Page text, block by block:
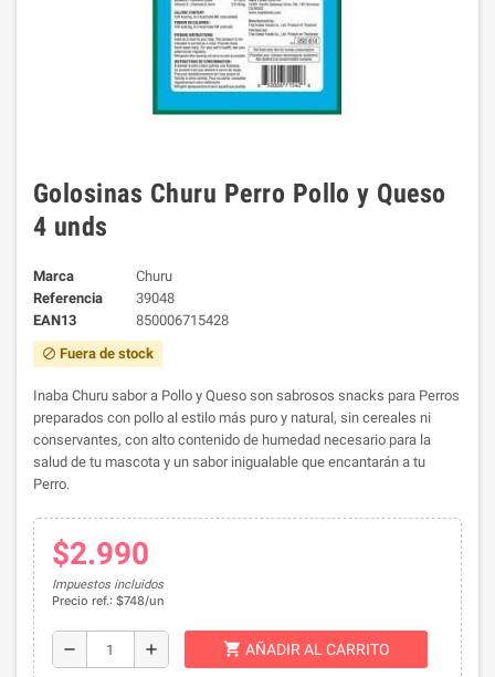
Golosinas Churu Perro Pollo y Queso
4 unds
Marca
Churu
Referencia
39048
EAN13
850006715428
block Fuera de stock
Inaba Churu sabor a Pollo y Queso son sabrosos snacks para Perros
preparados con pollo al estilo más puro y natural, sin cereales ni
conservantes, con alto contenido de humedad necesario para la
salud de tu mascota y un sabor inigualable que encantarán a tu
Perro.
$2.990
Impuestos incluidos
Precio ref.: $748/un
remove add shopping_cart AÑADIR AL CARRITO